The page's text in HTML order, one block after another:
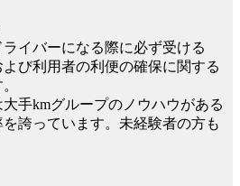
イバーになる際に必ず受ける
よび利用者の利便の確保に関する
手kmグループのノウハウがある
誇っています。未経験者の方も